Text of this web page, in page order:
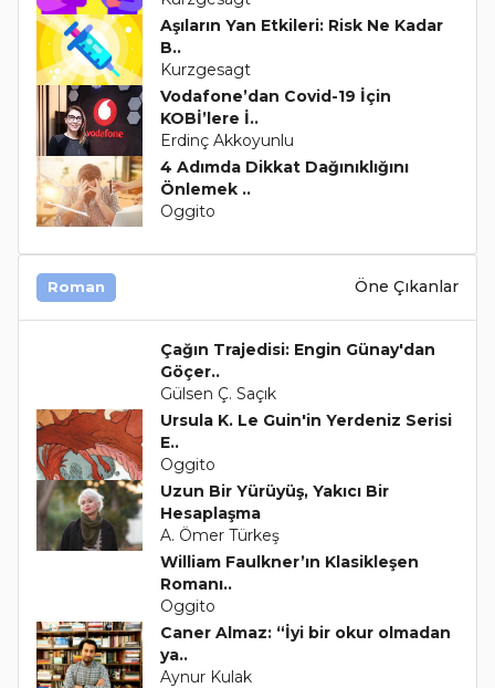
Aşıların Yan Etkileri: Risk Ne Kadar
B..
Kurzgesagt
Vodafone’dan Covid-19 İçin
KOBİ’lere İ..
Erdinç Akkoyunlu
4 Adımda Dikkat Dağınıklığını
Önlemek ..
Oggito
Roman Öne Çıkanlar
Çağın Trajedisi: Engin Günay'dan
Göçer..
Gülsen Ç. Saçık
Ursula K. Le Guin'in Yerdeniz Serisi
E..
Oggito
Uzun Bir Yürüyüş, Yakıcı Bir
Hesaplaşma
A. Ömer Türkeş
William Faulkner’ın Klasikleşen
Romanı..
Oggito
Caner Almaz: “İyi bir okur olmadan
ya..
Aynur Kulak